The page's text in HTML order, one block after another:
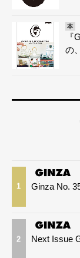
本
の
1 Ginza No.
2 Next Issue